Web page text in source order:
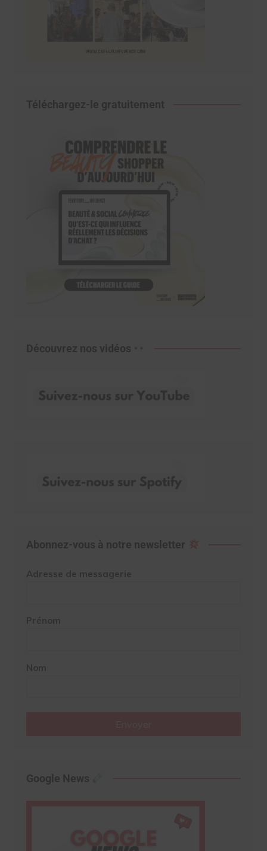
Téléchargez-le gratuitement
Découvrez nos vidéos
Abonnez-vous à notre newsletter
Adresse de messagerie
Prénom
Nom
Google News